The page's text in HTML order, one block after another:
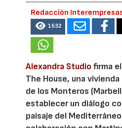
Redacción
1532
Alexandra Studio firma
The House, una
de los Monteros
establecer un diálogo
paisaje del